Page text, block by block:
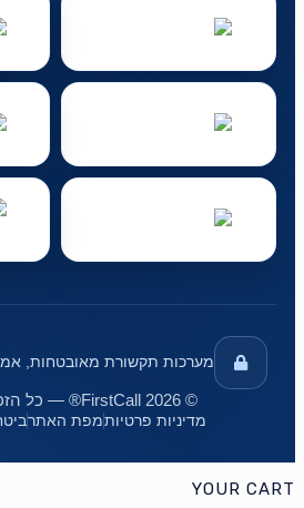
מערכות תקשורת מאובטחות,
© 2026 FirstCall® — כל הזכויות שמורות
מדיניות פרטיותמפת האתר
YOUR CART